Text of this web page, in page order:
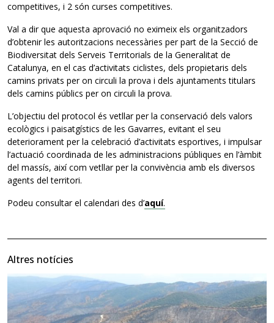
competitives, i 2 són curses competitives.
Val a dir que aquesta aprovació no eximeix els organitzadors
d’obtenir les autoritzacions necessàries per part de la Secció de
Biodiversitat dels Serveis Territorials de la Generalitat de
Catalunya, en el cas d’activitats ciclistes, dels propietaris dels
camins privats per on circuli la prova i dels ajuntaments titulars
dels camins públics per on circuli la prova.
L’objectiu del protocol és vetllar per la conservació dels valors
ecològics i paisatgístics de les Gavarres, evitant el seu
deteriorament per la celebració d’activitats esportives, i impulsar
l’actuació coordinada de les administracions públiques en l’àmbit
del massís, així com vetllar per la convivència amb els diversos
agents del territori.
Podeu consultar el calendari des d’aquí.
Altres notícies